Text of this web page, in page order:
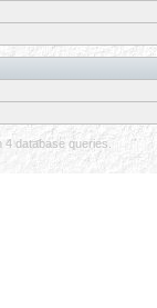
database queries.